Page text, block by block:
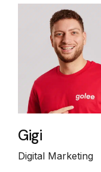
Gigi
Digital Marketing